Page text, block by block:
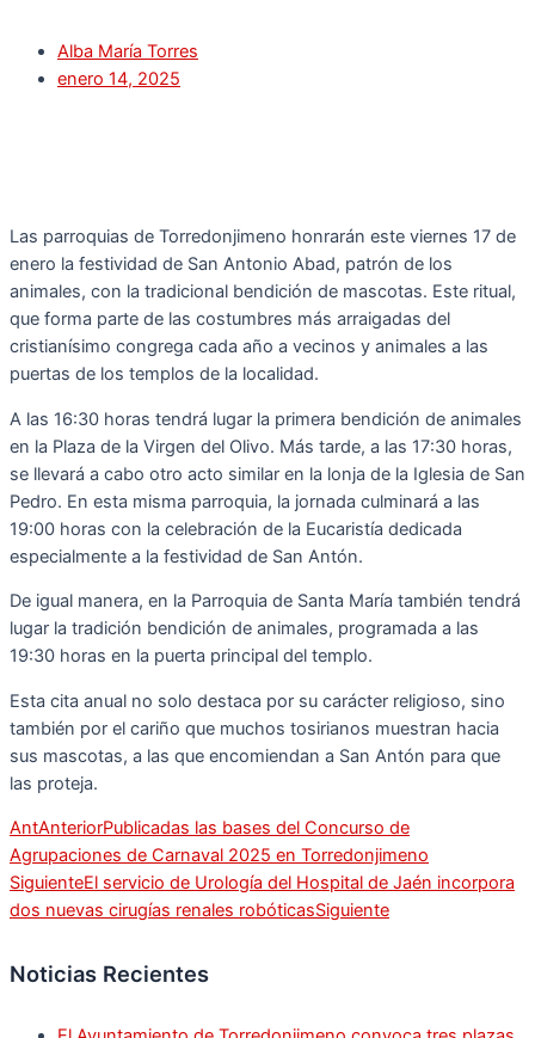
Alba María Torres
enero 14, 2025
Las parroquias de Torredonjimeno honrarán este viernes 17 de
enero la festividad de San Antonio Abad, patrón de los
animales, con la tradicional bendición de mascotas. Este ritual,
que forma parte de las costumbres más arraigadas del
cristianísimo congrega cada año a vecinos y animales a las
puertas de los templos de la localidad.
A las 16:30 horas tendrá lugar la primera bendición de animales
en la Plaza de la Virgen del Olivo. Más tarde, a las 17:30 horas,
se llevará a cabo otro acto similar en la lonja de la Iglesia de San
Pedro. En esta misma parroquia, la jornada culminará a las
19:00 horas con la celebración de la Eucaristía dedicada
especialmente a la festividad de San Antón.
De igual manera, en la Parroquia de Santa María también tendrá
lugar la tradición bendición de animales, programada a las
19:30 horas en la puerta principal del templo.
Esta cita anual no solo destaca por su carácter religioso, sino
también por el cariño que muchos tosirianos muestran hacia
sus mascotas, a las que encomiendan a San Antón para que
las proteja.
AntAnteriorPublicadas las bases del Concurso de
Agrupaciones de Carnaval 2025 en Torredonjimeno
SiguienteEl servicio de Urología del Hospital de Jaén incorpora
dos nuevas cirugías renales robóticasSiguiente
Noticias Recientes